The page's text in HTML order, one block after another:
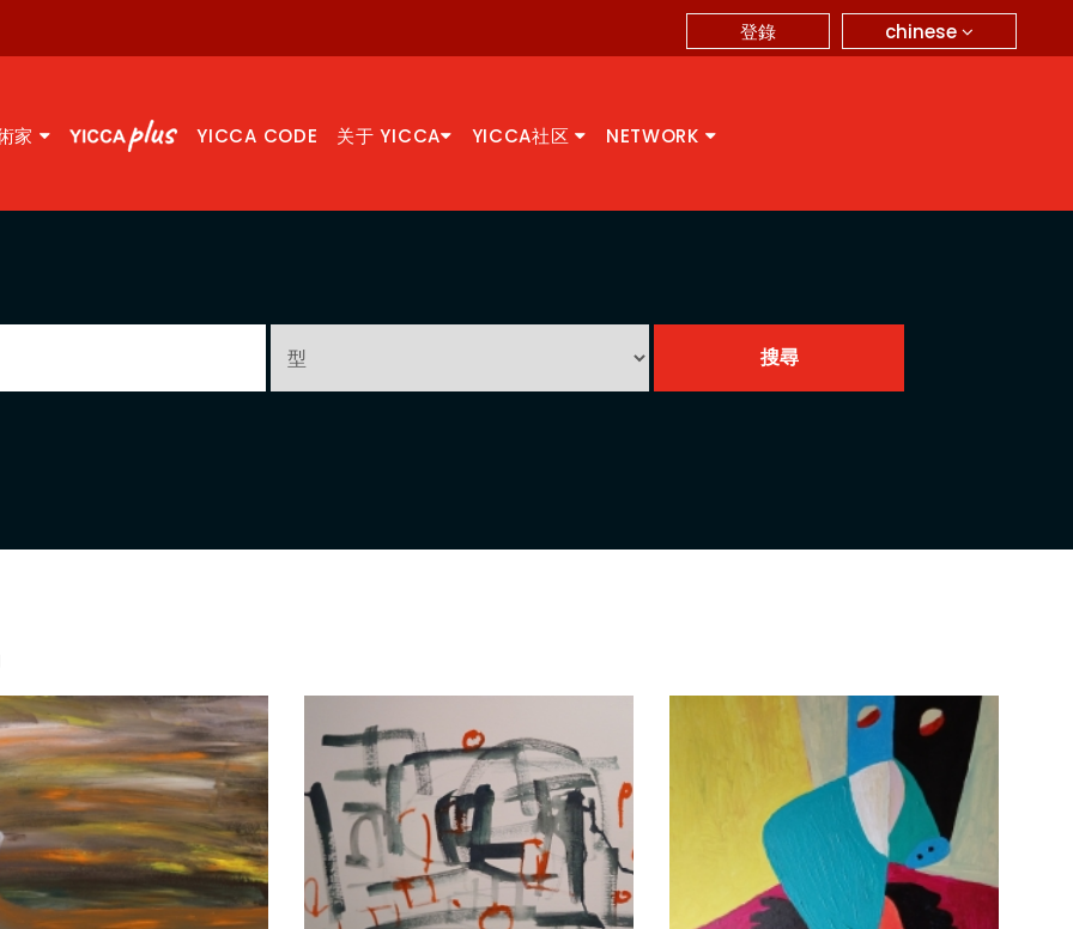
chinese
登錄
家 YICCA CODE 关于 YICCA YICCA社区 NETWORK